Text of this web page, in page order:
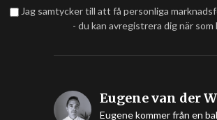
Jag samtycker till att få personliga
- du kan avregistrera dig när som
Eugene van der
Eugene kommer från en